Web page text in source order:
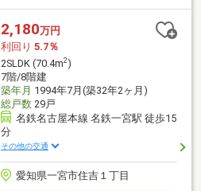
2,180万円
利回り 5.7％
2SLDK (70.4m2)
7階/8階建
築年月 1994年7月(築32年2ヶ月)
総戸数29戸
名鉄名古屋本線 名鉄一宮駅 徒歩15
分
その他の交通
愛知県一宮市住吉１丁目